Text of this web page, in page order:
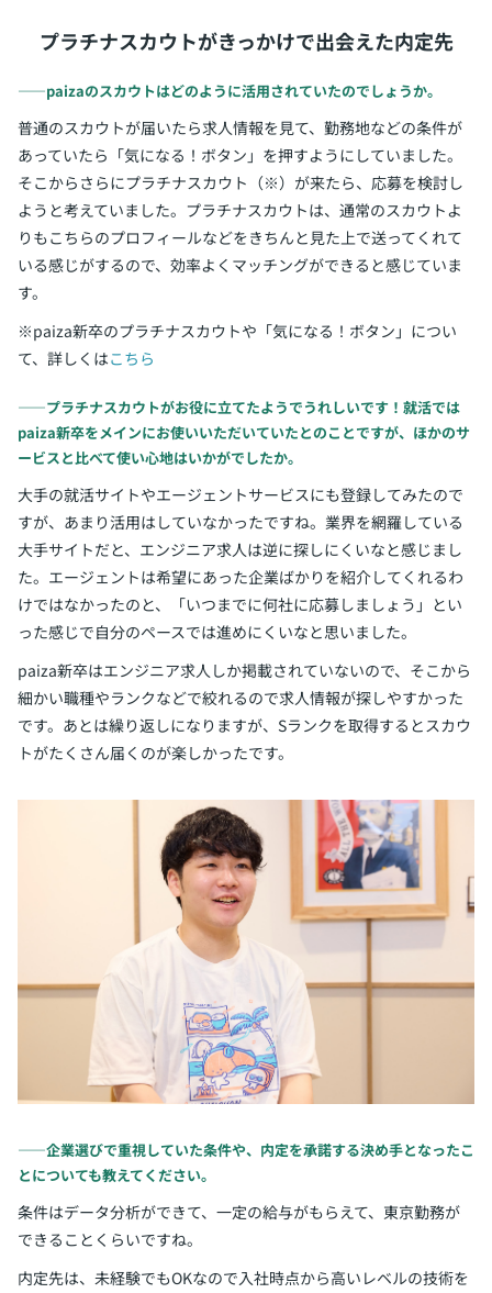
プラチナスカウトがきっかけで出会えた内定先
――paizaのスカウトはどのように活用されていたのでしょうか。
普通のスカウトが届いたら求人情報を見て、勤務地などの条件が
あっていたら「気になる！ボタン」を押すようにしていました。
そこからさらにプラチナスカウト（※）が来たら、応募を検討し
ようと考えていました。プラチナスカウトは、通常のスカウトよ
りもこちらのプロフィールなどをきちんと見た上で送ってくれて
いる感じがするので、効率よくマッチングができると感じていま
す。
※paiza新卒のプラチナスカウトや「気になる！ボタン」につい
て、詳しくはこちら
――プラチナスカウトがお役に立てたようでうれしいです！就活では
paiza新卒をメインにお使いいただいていたとのことですが、ほかのサ
ービスと比べて使い心地はいかがでしたか。
大手の就活サイトやエージェントサービスにも登録してみたので
すが、あまり活用はしていなかったですね。業界を網羅している
大手サイトだと、エンジニア求人は逆に探しにくいなと感じまし
た。エージェントは希望にあった企業ばかりを紹介してくれるわ
けではなかったのと、「いつまでに何社に応募しましょう」とい
った感じで自分のペースでは進めにくいなと思いました。
paiza新卒はエンジニア求人しか掲載されていないので、そこから
細かい職種やランクなどで絞れるので求人情報が探しやすかった
です。あとは繰り返しになりますが、Sランクを取得するとスカウ
トがたくさん届くのが楽しかったです。
――企業選びで重視していた条件や、内定を承諾する決め手となったこ
とについても教えてください。
条件はデータ分析ができて、一定の給与がもらえて、東京勤務が
できることくらいですね。
内定先は、未経験でもOKなので入社時点から高いレベルの技術を